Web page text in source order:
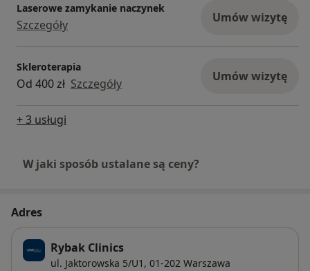
Laserowe zamykanie naczynek
Szczegóły Umów wizytę
Skleroterapia
Od 400 zł Szczegóły Umów wizytę
+ 3 usługi
W jaki sposób ustalane są ceny?
Adres
Rybak Clinics
ul. Jaktorowska 5/U1, 01-202 Warszawa